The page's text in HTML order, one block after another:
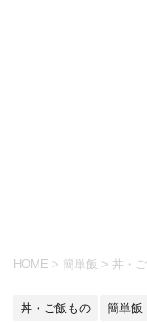
HOME > 簡単飯 > 丼・
丼・ご飯もの 簡単飯